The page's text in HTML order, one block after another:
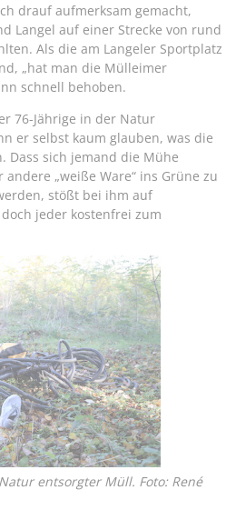
drauf aufmerksam gemacht,
Langel auf einer Strecke von rund
Als die am Langeler Sportplatz
„hat man die Mülleimer
schnell behoben.
76-Jährige in der Natur
er selbst kaum glauben, was die
Dass sich jemand die Mühe
„weiße Ware“ ins Grüne zu
stößt bei ihm auf
jeder kostenfrei zum
entsorgter Müll. Foto: René